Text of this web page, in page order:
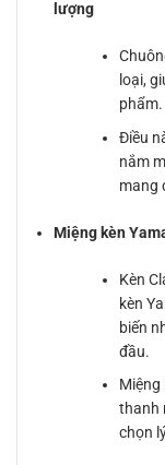
lượng
loại,
phẩm.
Điều
nắm
mang
Miệng kèn
Kèn
kèn
biến
đầu.
Miệng
thanh
chọn